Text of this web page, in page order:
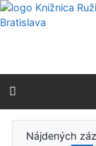
Prejsť na
Prejsť na menu
Prehlásenie
Nájdených